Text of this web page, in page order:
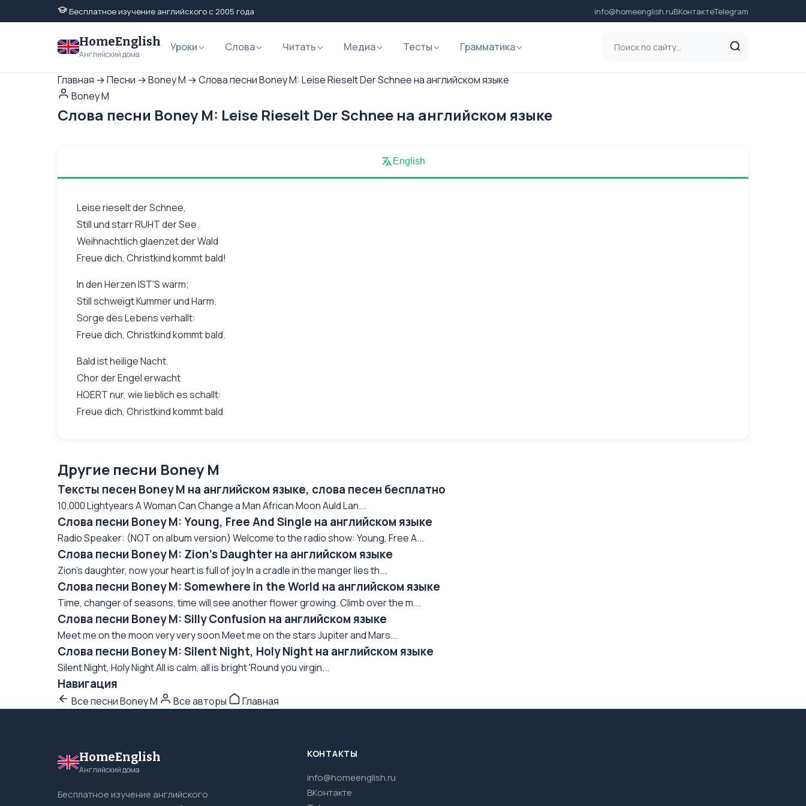
Бесплатное изучение английского с 2005 года info@homeenglish.ruВКонтактеTelegram
HomeEnglish
Английский дома
Уроки Слова Читать Медиа Тесты Грамматика
Главная →Песни →Boney M →Слова песни Boney M: Leise Rieselt Der Schnee на английском языке
Boney M
Слова песни Boney M: Leise Rieselt Der Schnee на английском языке
English
Leise rieselt der Schnee,
Still und starr RUHT der See.
Weihnachtlich glaenzet der Wald
Freue dich, Christkind kommt bald!
In den Herzen IST'S warm;
Still schweigt Kummer und Harm.
Sorge des Lebens verhallt:
Freue dich, Christkind kommt bald.
Bald ist heilige Nacht.
Chor der Engel erwacht
HOERT nur, wie lieblich es schallt:
Freue dich, Christkind kommt bald
Другие песни Boney M
Тексты песен Boney M на английском языке, слова песен бесплатно
10.000 Lightyears A Woman Can Change a Man African Moon Auld Lan...
Слова песни Boney M: Young, Free And Single на английском языке
Radio Speaker: (NOT on album version) Welcome to the radio show: Young, Free A...
Слова песни Boney M: Zion's Daughter на английском языке
Zion's daughter, now your heart is full of joy In a cradle in the manger lies th...
Слова песни Boney M: Somewhere in the World на английском языке
Time, changer of seasons, time will see another flower growing. Climb over the m...
Слова песни Boney M: Silly Confusion на английском языке
Meet me on the moon very very soon Meet me on the stars Jupiter and Mars...
Слова песни Boney M: Silent Night, Holy Night на английском языке
Silent Night, Holy Night All is calm, all is bright 'Round you virgin...
Навигация
Все песни Boney M Все авторы Главная
HomeEnglish
Английский дома
Бесплатное изучение английского
КОНТАКТЫ
info@homeenglish.ru
ВКонтакте